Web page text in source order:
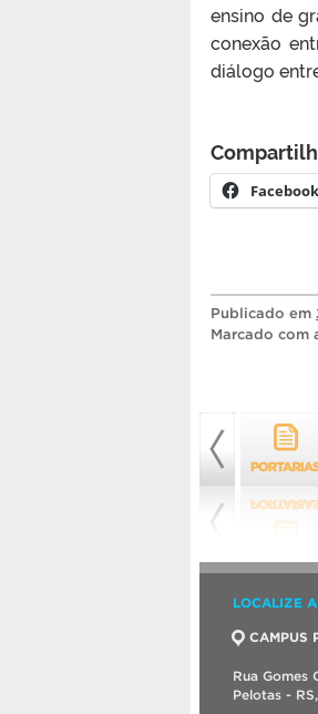
ensino de
conexão
diálogo
Facebook
Publicado em
Marcado com
LOCALIZE A
CAMPUS
Rua Gomes
Pelotas -